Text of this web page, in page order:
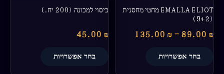
EMALLA ELIOT מחטי מחסנית
(9+2)
89.00 ₪
–
135.00 ₪
בחר אפשרויות
כיסוי למכונה (200 יח.)
45.00 ₪
בחר אפשרויות